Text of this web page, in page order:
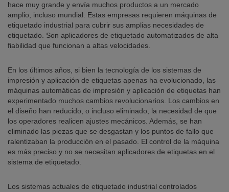
hace muy grande y envía muchos productos a un mercado
amplio, incluso mundial. Estas empresas requieren máquinas de
etiquetado industrial para cubrir sus amplias necesidades de
etiquetado. Son aplicadores de etiquetado automatizados de alta
fiabilidad que funcionan a altas velocidades.
En los últimos años, si bien la tecnología de los sistemas de
impresión y aplicación de etiquetas apenas ha evolucionado, las
máquinas automáticas de impresión y aplicación de etiquetas han
experimentado muchos cambios revolucionarios. Los cambios en
el diseño han reducido, o incluso eliminado, la necesidad de que
los operadores realicen ajustes mecánicos. Además, se han
eliminado las piezas que se desgastan y los puntos de fallo que
ralentizaban la producción en el pasado. El control de la máquina
es más preciso y no se necesitan aplicadores de etiquetas en el
sistema de etiquetado.
Los sistemas actuales de etiquetado industrial controlados